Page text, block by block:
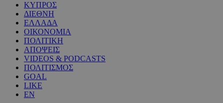
ΚΥΠΡΟΣ
ΔΙΕΘΝΗ
ΕΛΛΑΔΑ
ΟΙΚΟΝΟΜΙΑ
ΠΟΛΙΤΙΚΗ
ΑΠΟΨΕΙΣ
VIDEOS & PODCASTS
ΠΟΛΙΤΙΣΜΟΣ
GOAL
LIKE
EN